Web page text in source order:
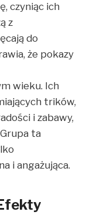
czyniąc ich
z
do
że pokazy
wieku. Ich
trików,
i zabawy,
ta
i angażująca.